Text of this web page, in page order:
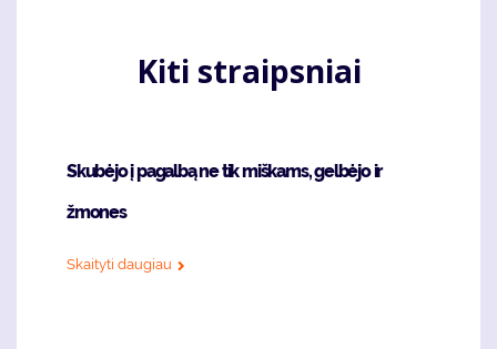
Kiti straipsniai
Skubėjo į pagalbą ne tik miškams, gelbėjo ir
žmones
Skaityti daugiau